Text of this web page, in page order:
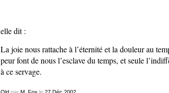
elle dit :
La joie nous rattache à l’éternité et la douleur au
peur font de nous l’esclave du temps, et seule
à ce servage.